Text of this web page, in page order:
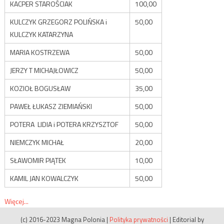
KACPER STAROŚCIAK
100,00
KULCZYK GRZEGORZ POLIŃSKA i
KULCZYK KATARZYNA
50,00
MARIA KOSTRZEWA
50,00
JERZY T MICHAJŁOWICZ
50,00
KOZIOŁ BOGUSŁAW
35,00
PAWEŁ ŁUKASZ ZIEMIAŃSKI
50,00
POTERA LIDIA i POTERA KRZYSZTOF
50,00
NIEMCZYK MICHAŁ
20,00
SŁAWOMIR PIĄTEK
10,00
KAMIL JAN KOWALCZYK
50,00
Więcej...
(c) 2016-2023 Magna Polonia | Polityka prywatności | Editorial by